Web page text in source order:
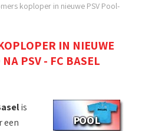
koploper in nieuwe PSV Pool-
IN NIEUWE
PSV - FC BASEL
is
een